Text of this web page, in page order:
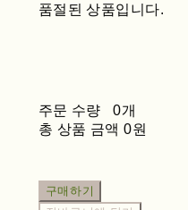
품절된 상품입니다.
주문 수량
0개
총 상품 금액 0원
구매하기